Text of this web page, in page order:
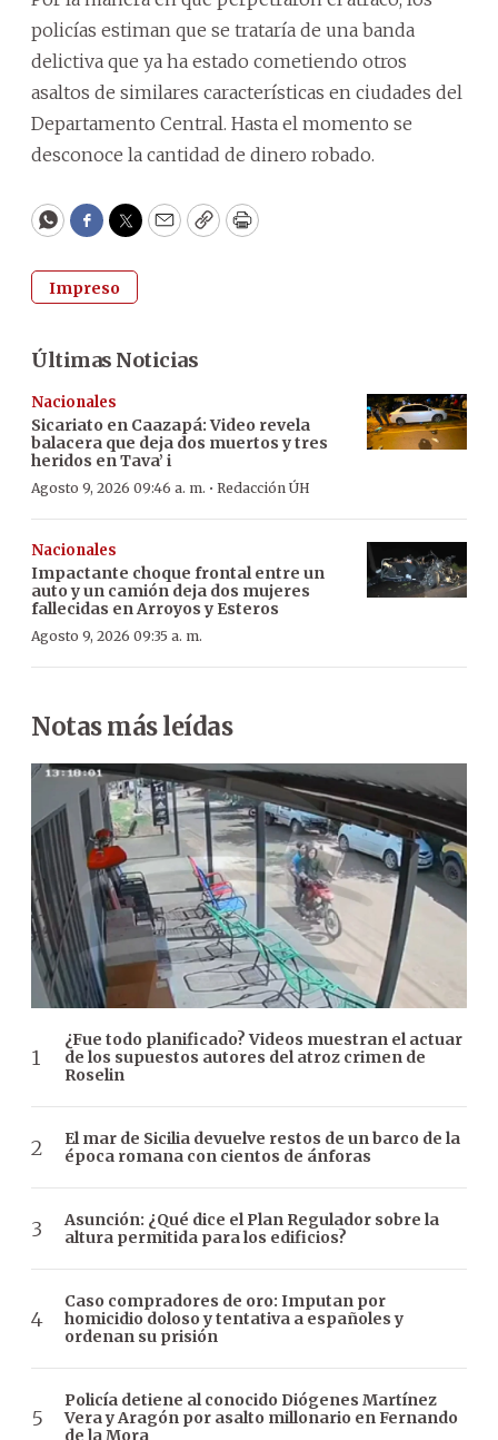
policías estiman que se trataría de una banda
delictiva que ya ha estado cometiendo otros
asaltos de similares características en ciudades del
Departamento Central. Hasta el momento se
desconoce la cantidad de dinero robado.
WhatsApp
Facebook
Twitter
EmailCopyPrint
Impreso
Últimas Noticias
Nacionales
Sicariato en Caazapá: Video revela
balacera que deja dos muertos y tres
heridos en Tava’ i
Agosto 9, 2026 09:46 a. m. · Redacción ÚH
Nacionales
Impactante choque frontal entre un
auto y un camión deja dos mujeres
fallecidas en Arroyos y Esteros
Agosto 9, 2026 09:35 a. m.
Notas más leídas
¿Fue todo planificado? Videos muestran el actuar
de los supuestos autores del atroz crimen de
Roselin
El mar de Sicilia devuelve restos de un barco de la
época romana con cientos de ánforas
Asunción: ¿Qué dice el Plan Regulador sobre la
altura permitida para los edificios?
Caso compradores de oro: Imputan por
homicidio doloso y tentativa a españoles y
ordenan su prisión
Policía detiene al conocido Diógenes Martínez
Vera y Aragón por asalto millonario en Fernando
de la Mora